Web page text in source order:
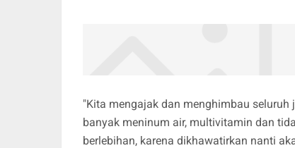
"Kita mengajak dan menghimbau
banyak meninum air, multivitamin dan
berlebihan, karena dikhawatirkan nanti